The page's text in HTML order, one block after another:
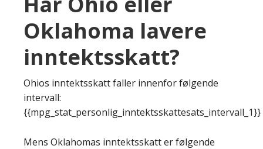
Oklahoma lavere
inntektsskatt?
Ohios inntektsskatt faller innenfor følgende
intervall:
{{mpg_stat_personlig_inntektsskattesats_intervall_1}}
Mens Oklahomas inntektsskatt er følgende